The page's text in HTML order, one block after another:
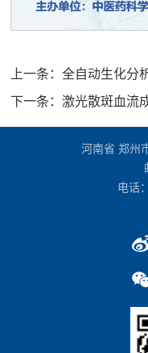
上一条：全自动生化分
下一条：激光散斑血流
河南省 郑州
电话：